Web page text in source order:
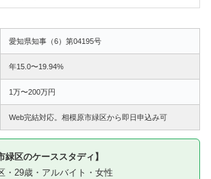
愛知県知事（6）第04195号
年15.0〜19.94%
1万〜200万円
Web完結対応。相模原市緑区から即日申込み可
緑区のケーススタディ】
・29歳・アルバイト・女性